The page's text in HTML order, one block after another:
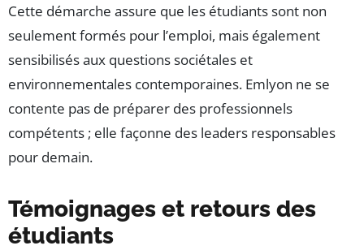
Cette démarche assure que les étudiants sont non
seulement formés pour l’emploi, mais également
sensibilisés aux questions sociétales et
environnementales contemporaines. Emlyon ne se
contente pas de préparer des professionnels
compétents ; elle façonne des leaders responsables
pour demain.
Témoignages et retours des
étudiants